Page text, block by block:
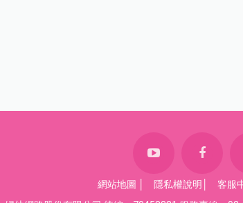
網站地圖 隱私權說明 客服